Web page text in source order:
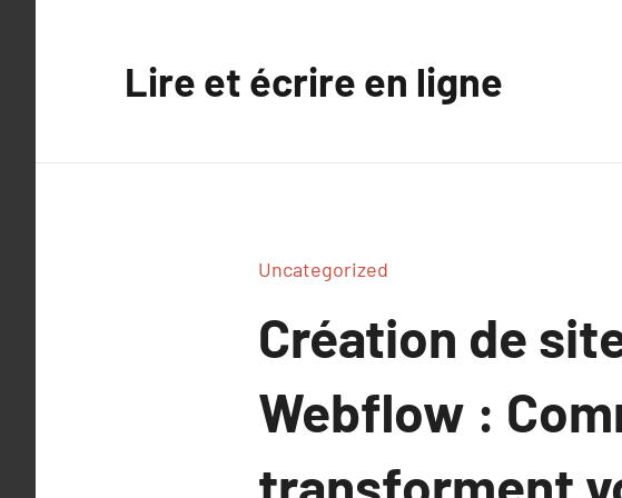
Lire et écrire en ligne
Uncategorized
Création de
Webflow :